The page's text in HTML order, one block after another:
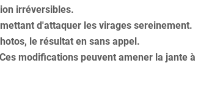
irréversibles.
d'attaquer les virages sereinement.
le résultat en sans appel.
modifications peuvent amener la jante